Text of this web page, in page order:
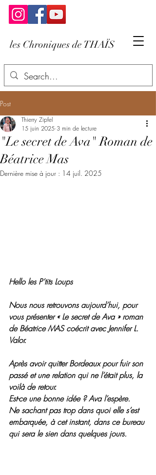
les Chroniques de THAÏS
Post
"Le secret de Ava" Roman de
Béatrice Mas
Thierry Zipfel
15 juin 2025 3 min de lecture
Dernière mise à jour : 14 juil. 2025
Hello les P’tits Loups
Nous nous retrouvons aujourd’hui, pour
vous présenter « Le secret de Ava » roman
de Béatrice MAS coécrit avec Jennifer L.
Valor.
Après avoir quitter Bordeaux pour fuir son
passé et une relation qui ne l’était plus, la
voilà de retour.
Est-ce une bonne idée ? Ava l’espère.
Ne sachant pas trop dans quoi elle s’est
embarquée, à cet instant, dans ce bureau
qui sera le sien dans quelques jours.